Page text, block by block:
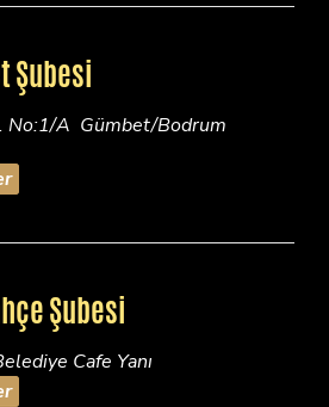
Şubesi
No:1/A Gümbet/Bodrum
Şubesi
Cafe Yanı